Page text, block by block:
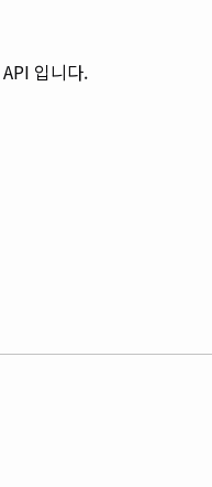
입니다.